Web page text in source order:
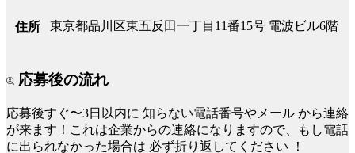
住所 東京都品川区東五反田一丁目11番15号 電波ビル6階
応募後の流れ
応募後すぐ〜3日以内に 知らない電話番号やメール から連絡
が来ます！これは企業からの連絡になりますので、もし電話
に出られなかった場合は 必ず折り返してください ！